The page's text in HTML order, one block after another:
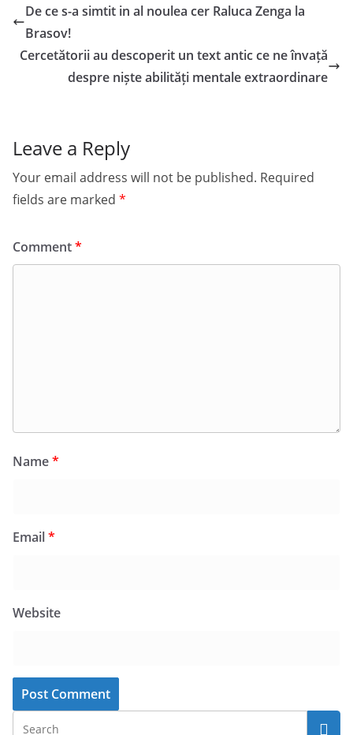
De ce s-a simtit in al noulea cer Raluca Zenga la
Brasov!
Cercetătorii au descoperit un text antic ce ne învață
despre niște abilități mentale extraordinare
Leave a Reply
Your email address will not be published. Required
fields are marked *
Comment*
Name*
Email*
Website